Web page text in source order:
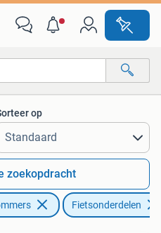
op
zoekopdracht
Fietsonderdelen